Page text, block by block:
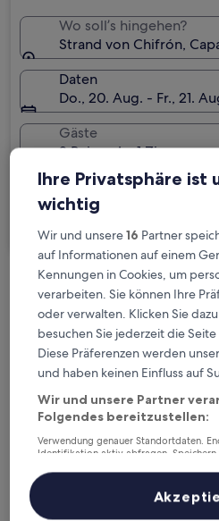
Wo soll’s hingehen?
Strand von Chifrón,
Daten
Do., 20. Aug. - Fr., 21.
Gäste
2 Reisende, 1 Zimmer
Ich reise geschäftlich
Kostenlose
Planänderungen
Verdiene Prämien
wahrgenommene
Mehr sparen mit
Überprüfe die Preise für
Ihre Privatsphäre ist
wichtig
Wir und unsere16 Partner
auf Informationen auf einem
Kennungen in Cookies, um
verarbeiten. Sie können Ihre
oder verwalten. Klicken Sie
besuchen Sie jederzeit die
Diese Präferenzen werden
und haben keinen Einfluss auf
Wir und unsere Partner
Folgendes bereitzustellen:
Verwendung genauer Standortdaten.
Identifikation aktiv abfragen.
Inhalte, Messung von Werbeleistung
Zielgruppenforschung sowie